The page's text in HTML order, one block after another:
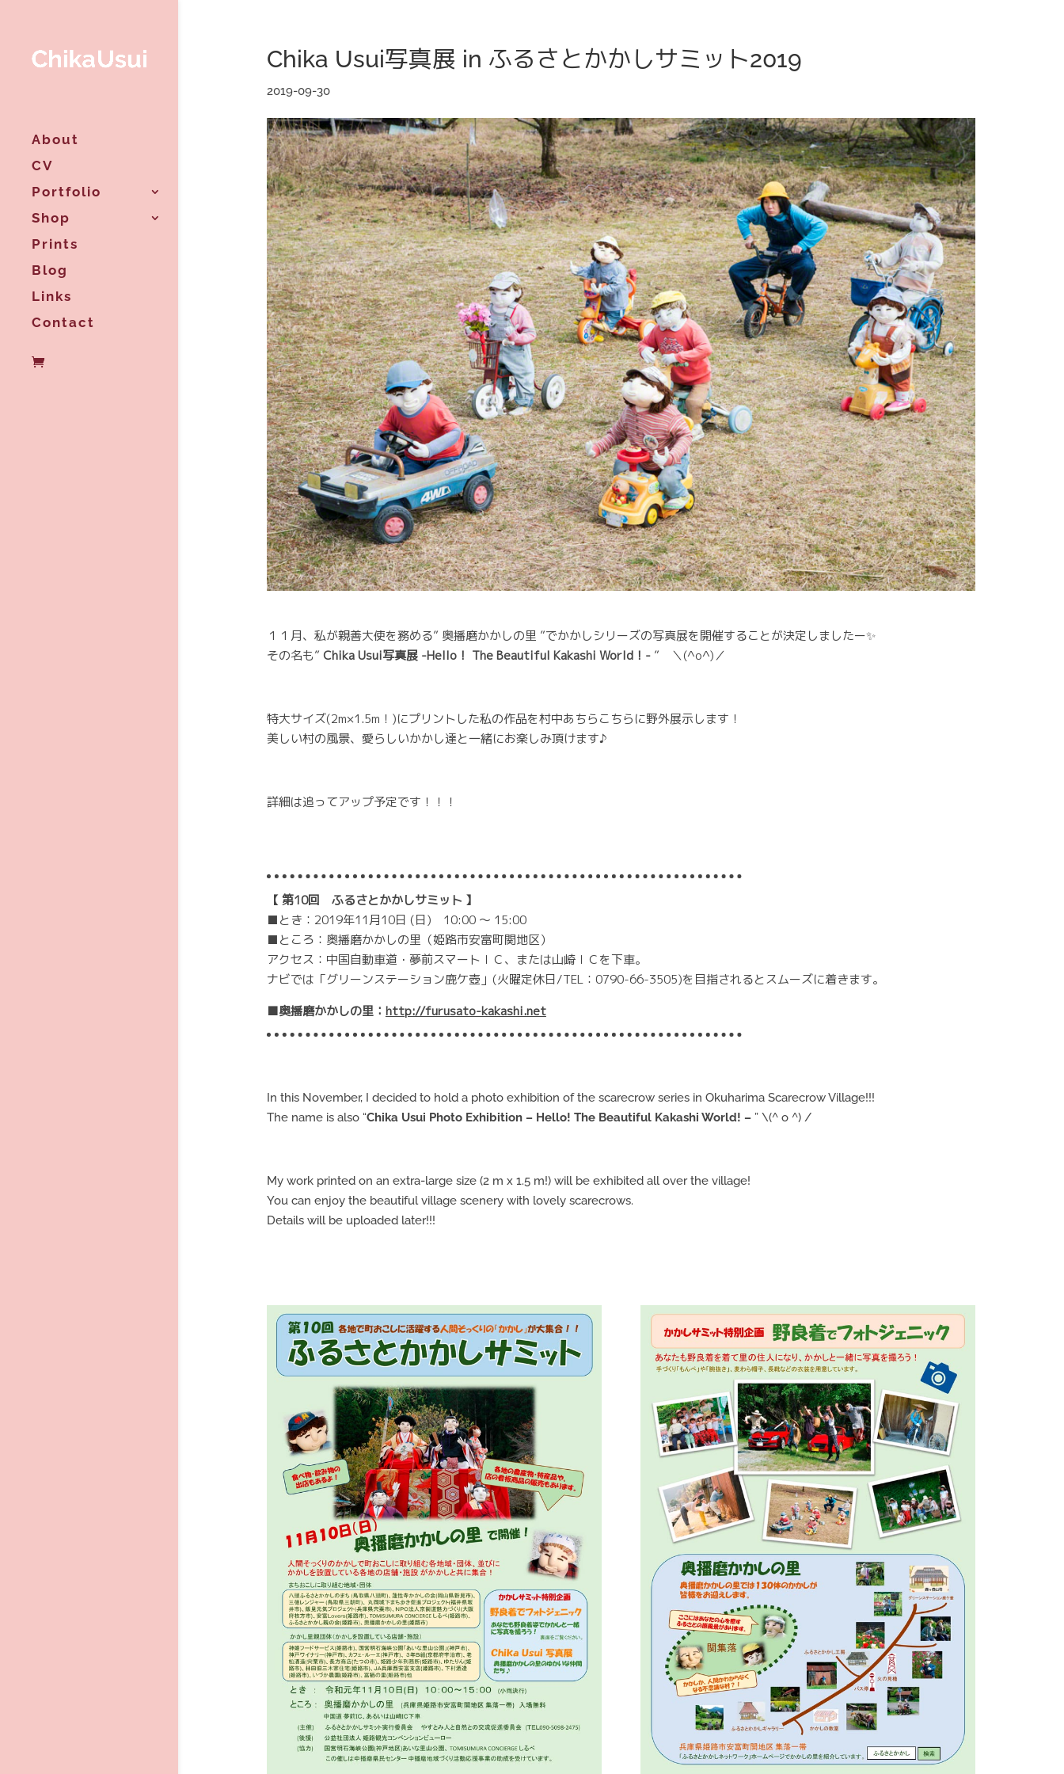
About
CV
Portfolio
Shop
Prints
Blog
Links
Contact
Chika Usui写真展 in ふるさとかかしサミット2019
2019-09-30
１１月、私が親善大使を務める” 奥播磨かかしの里 ”でかかしシリーズの写真展を開催することが決定しましたー✨
その名も” Chika Usui写真展 -Hello！ The Beautiful Kakashi World！- ” ＼(^o^)／
特大サイズ(2m×1.5m！)にプリントした私の作品を村中あちらこちらに野外展示します！
美しい村の風景、愛らしいかかし達と一緒にお楽しみ頂けます♪
詳細は追ってアップ予定です！！！
【 第10回 ふるさとかかしサミット 】
■とき：2019年11月10日 (日) 10:00 ～ 15:00
■ところ：奥播磨かかしの里（姫路市安富町関地区）
アクセス：中国自動車道・夢前スマートＩＣ、または山崎ＩＣを下車。
ナビでは「グリーンステーション鹿ケ壺」(火曜定休日/TEL：0790-66-3505)を目指されるとスムーズに着きます。
■奥播磨かかしの里： http://furusato-kakashi.net
In this November, I decided to hold a photo exhibition of the scarecrow series in Okuharima Scarecrow Village!!!
The name is also “Chika Usui Photo Exhibition – Hello! The Beautiful Kakashi World! –” \(^ o ^) /
My work printed on an extra-large size (2 m x 1.5 m!) will be exhibited all over the village!
You can enjoy the beautiful village scenery with lovely scarecrows.
Details will be uploaded later!!!